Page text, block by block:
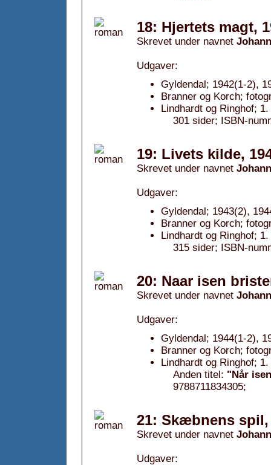
18: Hjertets magt,
Skrevet under navnet
Udgaver:
Gyldendal; 1942(1-2),
Branner og Korch;
Lindhardt og Ringhof;
301 sider; ISBN-
19: Livets kilde,
Skrevet under navnet
Udgaver:
Gyldendal; 1943(2),
Branner og Korch;
Lindhardt og Ringhof;
315 sider; ISBN-
20: Naar isen
Skrevet under navnet
Udgaver:
Gyldendal; 1944(1-2),
Branner og Korch;
Lindhardt og Ringhof;
Anden titel: "Når
9788711834305;
21: Skæbnens spil,
Skrevet under navnet
Udgaver: